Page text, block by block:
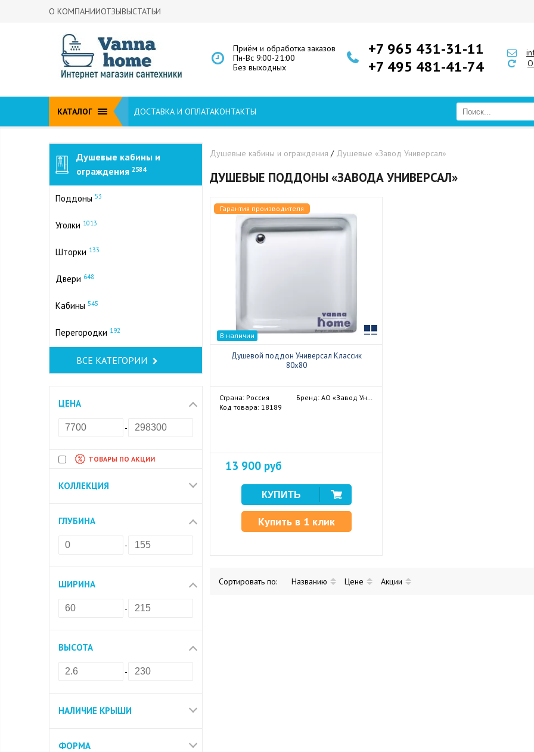
О КОМПАНИИОТЗЫВЫСТАТЬИ
Приём и обработка заказов
Пн-Вс 9:00-21:00
Без выходных
+7 965 431-31-11
+7 495 481-41-74
КАТАЛОГ ДОСТАВКА И ОПЛАТАКОНТАКТЫ
Душевые кабины и
ограждения 2584
Поддоны 53
Уголки 1013
Шторки 133
Двери 648
Кабины 545
Перегородки 192
ВСЕ КАТЕГОРИИ
ЦЕНА
-
ТОВАРЫ ПО АКЦИИ
КОЛЛЕКЦИЯ
ГЛУБИНА
-
ШИРИНА
-
ВЫСОТА
-
НАЛИЧИЕ КРЫШИ
ФОРМА
Душевые кабины и ограждения / Душевые «Завод Универсал»
ДУШЕВЫЕ ПОДДОНЫ «ЗАВОДА УНИВЕРСАЛ»
Гарантия производителя
В наличии
Душевой поддон Универсал Классик
80x80
Страна: Россия
Бренд: АО «Завод Универсал»
Код товара: 18189
13 900 руб
Купить в 1 клик
Сортировать по: Названию Цене Акции